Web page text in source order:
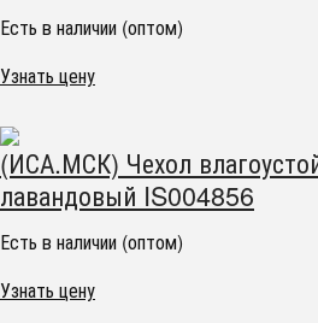
Есть в наличии (оптом)
Узнать цену
(ИСА.МСК) Чехол
лавандовый IS004856
Есть в наличии (оптом)
Узнать цену